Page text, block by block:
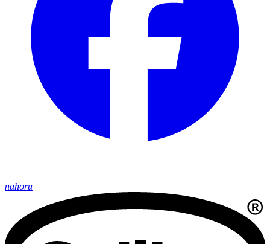
nahoru